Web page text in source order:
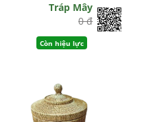
Tráp Mây
0 đ
Còn hiệu lực